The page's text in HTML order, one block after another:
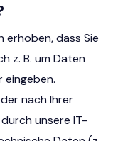
erhoben, dass Sie
z. B. um Daten
eingeben.
nach Ihrer
unsere IT-